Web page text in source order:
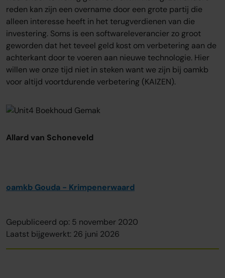
reden kan zijn een overname door een grote partij die
alleen interesse heeft in het terugverdienen van die
investering. Soms is een softwareleverancier zo groot
geworden dat het teveel geld kost om verbetering aan de
achterkant door te voeren aan nieuwe technologie. Hier
willen we onze tijd niet in steken want we zijn bij oamkb
voor altijd voortdurende verbetering (KAIZEN).
Allard van Schoneveld
oamkb Gouda - Krimpenerwaard
Gepubliceerd op: 5 november 2020
Laatst bijgewerkt: 26 juni 2026